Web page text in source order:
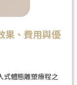
果、費用與優
式體態雕塑療程之